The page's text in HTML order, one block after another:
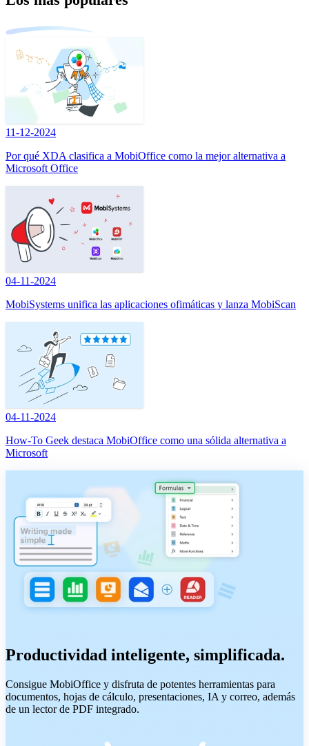
11-12-2024
Por qué XDA clasifica a MobiOffice como la mejor alternativa a
Microsoft Office
04-11-2024
MobiSystems unifica las aplicaciones ofimáticas y lanza MobiScan
04-11-2024
How-To Geek destaca MobiOffice como una sólida alternativa a
Microsoft
Productividad inteligente, simplificada.
Consigue MobiOffice y disfruta de potentes herramientas para
documentos, hojas de cálculo, presentaciones, IA y correo, además
de un lector de PDF integrado.